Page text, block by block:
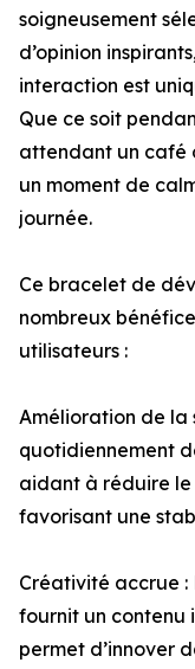
soigneusement
d’opinion
interaction est
Que ce soit
attendant un café
un moment de
journée.
Ce bracelet de
nombreux
utilisateurs :
Amélioration de la
quotidiennement
aidant à réduire le
favorisant une
Créativité accrue :
fournit un contenu
permet d’innover